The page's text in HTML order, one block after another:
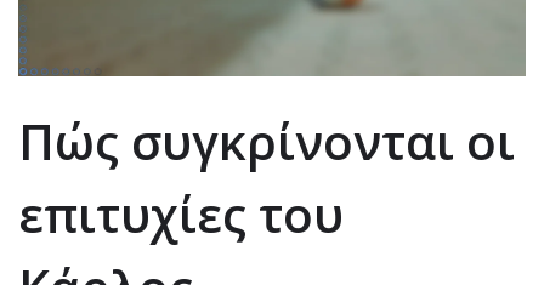
Πώς συγκρίνονται οι
επιτυχίες του